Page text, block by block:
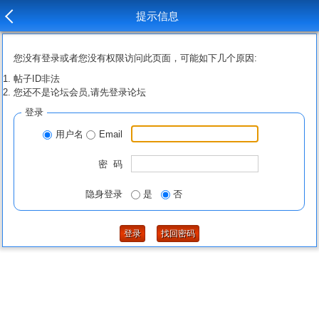
提示信息
您没有登录或者您没有权限访问此页面，可能如下几个原因:
帖子ID非法
您还不是论坛会员,请先登录论坛
登录
用户名 Email
密 码
隐身登录 是 否